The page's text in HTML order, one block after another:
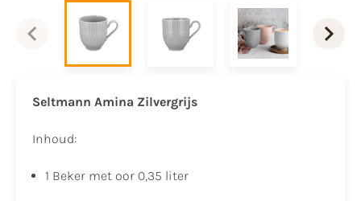
Seltmann Amina Zilvergrijs
Inhoud:
​1 Beker met oor 0,35 liter